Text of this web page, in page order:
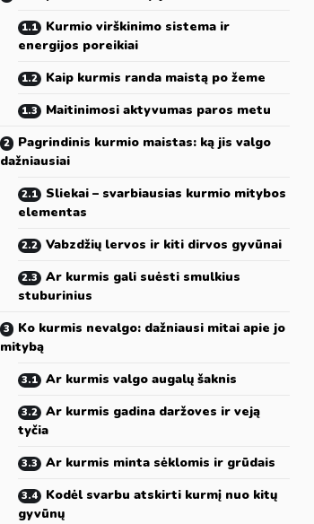
Kurmio virškinimo sistema ir
energijos poreikiai
Kaip kurmis randa maistą po žeme
Maitinimosi aktyvumas paros metu
Pagrindinis kurmio maistas: ką jis valgo
dažniausiai
Sliekai – svarbiausias kurmio mitybos
elementas
Vabzdžių lervos ir kiti dirvos gyvūnai
Ar kurmis gali suėsti smulkius
stuburinius
Ko kurmis nevalgo: dažniausi mitai apie jo
mitybą
Ar kurmis valgo augalų šaknis
Ar kurmis gadina daržoves ir veją
tyčia
Ar kurmis minta sėklomis ir grūdais
Kodėl svarbu atskirti kurmį nuo kitų
gyvūnų